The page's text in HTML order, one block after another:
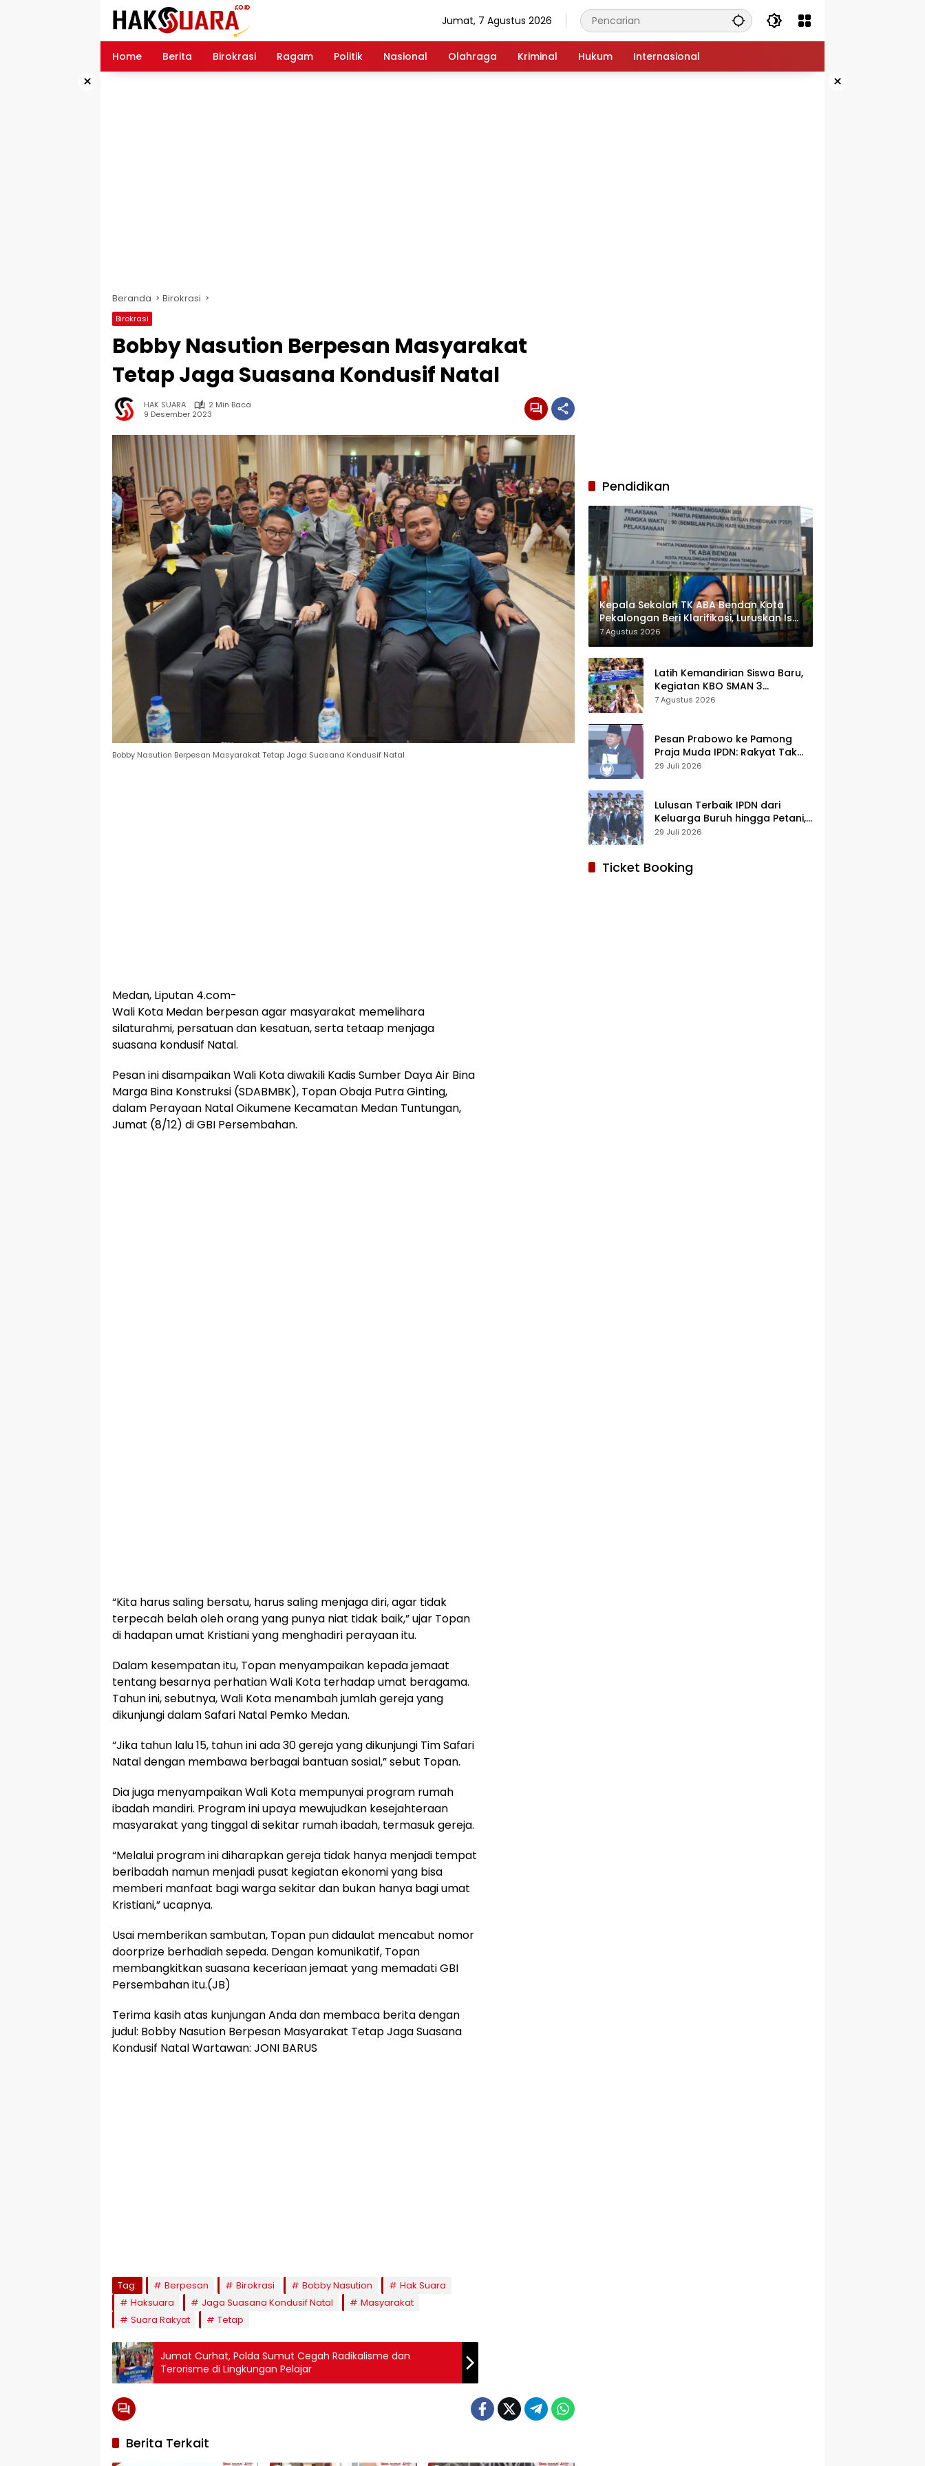
Jumat, 7 Agustus 2026
Home Berita Birokrasi Ragam Politik Nasional Olahraga Kriminal Hukum Internasional
× ×
Beranda Birokrasi
Birokrasi
Bobby Nasution Berpesan Masyarakat
Tetap Jaga Suasana Kondusif Natal
HAK SUARA
2 Min Baca
9 Desember 2023
Bobby Nasution Berpesan Masyarakat Tetap Jaga Suasana Kondusif Natal
Medan, Liputan 4.com-
Wali Kota Medan berpesan agar masyarakat memelihara
silaturahmi, persatuan dan kesatuan, serta tetaap menjaga
suasana kondusif Natal.
Pesan ini disampaikan Wali Kota diwakili Kadis Sumber Daya Air Bina
Marga Bina Konstruksi (SDABMBK), Topan Obaja Putra Ginting,
dalam Perayaan Natal Oikumene Kecamatan Medan Tuntungan,
Jumat (8/12) di GBI Persembahan.
“Kita harus saling bersatu, harus saling menjaga diri, agar tidak
terpecah belah oleh orang yang punya niat tidak baik,” ujar Topan
di hadapan umat Kristiani yang menghadiri perayaan itu.
Dalam kesempatan itu, Topan menyampaikan kepada jemaat
tentang besarnya perhatian Wali Kota terhadap umat beragama.
Tahun ini, sebutnya, Wali Kota menambah jumlah gereja yang
dikunjungi dalam Safari Natal Pemko Medan.
“Jika tahun lalu 15, tahun ini ada 30 gereja yang dikunjungi Tim Safari
Natal dengan membawa berbagai bantuan sosial,” sebut Topan.
Dia juga menyampaikan Wali Kota mempunyai program rumah
ibadah mandiri. Program ini upaya mewujudkan kesejahteraan
masyarakat yang tinggal di sekitar rumah ibadah, termasuk gereja.
“Melalui program ini diharapkan gereja tidak hanya menjadi tempat
beribadah namun menjadi pusat kegiatan ekonomi yang bisa
memberi manfaat bagi warga sekitar dan bukan hanya bagi umat
Kristiani,” ucapnya.
Usai memberikan sambutan, Topan pun didaulat mencabut nomor
doorprize berhadiah sepeda. Dengan komunikatif, Topan
membangkitkan suasana keceriaan jemaat yang memadati GBI
Persembahan itu.(JB)
Terima kasih atas kunjungan Anda dan membaca berita dengan
judul: Bobby Nasution Berpesan Masyarakat Tetap Jaga Suasana
Kondusif Natal Wartawan: JONI BARUS
Tag: Berpesan Birokrasi Bobby Nasution
Hak Suara
Haksuara
Jaga Suasana Kondusif Natal
Masyarakat
Suara Rakyat
Tetap
Jumat Curhat, Polda Sumut Cegah Radikalisme dan
Terorisme di Lingkungan Pelajar
Berita Terkait
Pendidikan
Kepala Sekolah TK ABA Bendan Kota
Pekalongan Beri Klarifikasi, Luruskan Isu
Proyek Revitalisasi
7 Agustus 2026
Latih Kemandirian Siswa Baru,
Kegiatan KBO SMAN 3
Pekalongan Mendapat
7 Agustus 2026
Pesan Prabowo ke Pamong
Praja Muda IPDN: Rakyat Tak
Butuh Birokrasi Berbelit
29 Juli 2026
Lulusan Terbaik IPDN dari
Keluarga Buruh hingga Petani,
Prabowo: Membanggakan Hati
29 Juli 2026
Ticket Booking